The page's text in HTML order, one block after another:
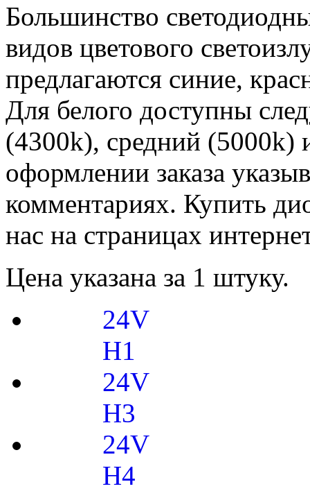
Большинство
видов цветового
предлагаются синие,
Для белого доступны
(4300k), средний
оформлении заказа
комментариях. Купить
нас на страницах
Цена указана за 1 штуку.
24V
H1
24V
H3
24V
H4